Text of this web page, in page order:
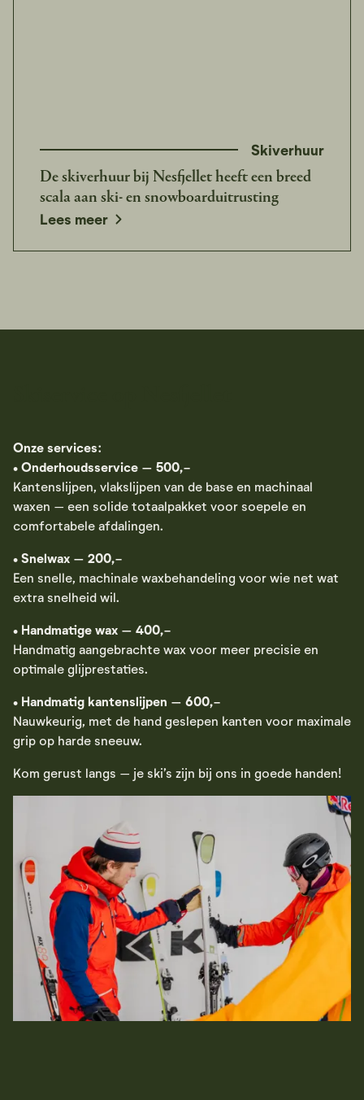
Skiverhuur
De skiverhuur bij Nesfjellet heeft een breed
scala aan ski- en snowboarduitrusting
Lees meer
Onze services:
• Onderhoudsservice – 500,-
Kantenslijpen, vlakslijpen van de base en machinaal
waxen – een solide totaalpakket voor soepele en
comfortabele afdalingen.
• Snelwax – 200,-
Een snelle, machinale waxbehandeling voor wie net wat
extra snelheid wil.
• Handmatige wax – 400,-
Handmatig aangebrachte wax voor meer precisie en
optimale glijprestaties.
• Handmatig kantenslijpen – 600,-
Nauwkeurig, met de hand geslepen kanten voor maximale
grip op harde sneeuw.
Kom gerust langs – je ski’s zijn bij ons in goede handen!